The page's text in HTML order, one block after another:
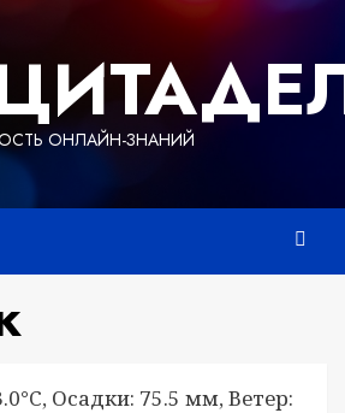
ОНЛАЙН-ЗНАНИЙ
Осадки: 75.5 мм, Ветер: